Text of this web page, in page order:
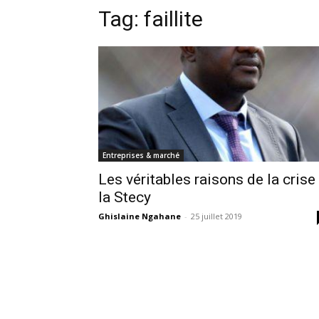
Tag: faillite
Entreprises & marché
Les véritables raisons de la crise
la Stecy
Ghislaine Ngahane - 25 juillet 2019